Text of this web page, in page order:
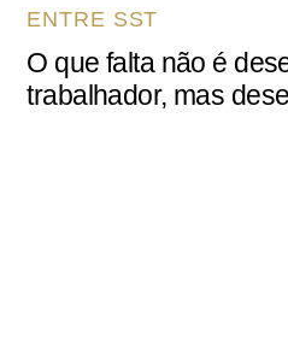
ENTRE SST
O que falta não é
trabalhador, mas